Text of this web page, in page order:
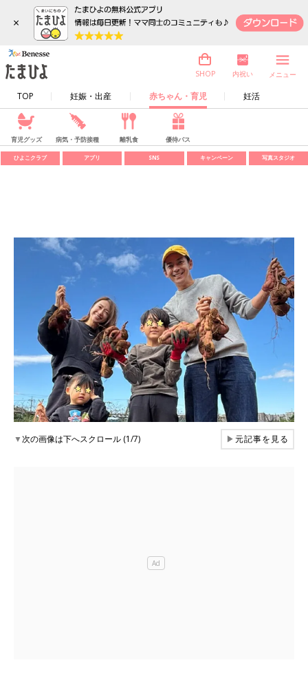
×
TOP 妊娠・出産 赤ちゃん・育児 妊活
SHOP 内祝い メニュー
育児グッズ 病気・予防接種 離乳食 優待パス
ひよこクラブ アプリ SNS キャンペーン 写真スタジオ
▼次の画像は下へスクロール (1/7) ▶元記事を見る